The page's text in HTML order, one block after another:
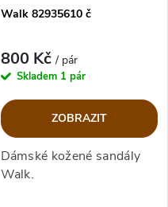
Walk 82935610 č
800 Kč/ pár
Skladem 1 pár
ZOBRAZIT
Dámské kožené sandály
Walk.